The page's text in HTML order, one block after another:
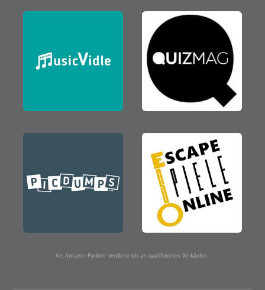
Als Amazon-Partner verdiene ich an qualifizierten Verkäufen.